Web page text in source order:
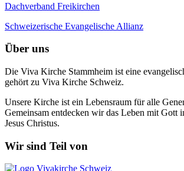
Dachverband Freikirchen
Schweizerische Evangelische Allianz
Über uns
Die Viva Kirche Stammheim ist eine
gehört zu Viva Kirche Schweiz.
Unsere Kirche ist ein Lebensraum für alle
Gemeinsam entdecken wir das Leben mit Gott
Jesus Christus.
Wir sind Teil von